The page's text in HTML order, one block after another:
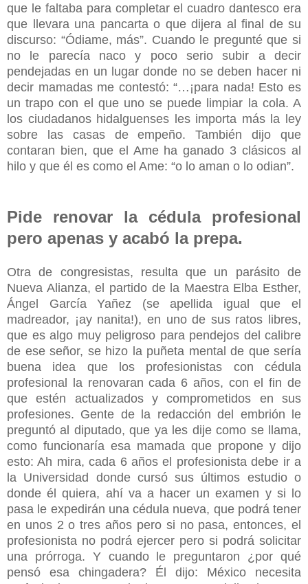
que le faltaba para completar el cuadro dantesco era
que llevara una pancarta o que dijera al final de su
discurso: “Ódiame, más”. Cuando le pregunté que si
no le parecía naco y poco serio subir a decir
pendejadas en un lugar donde no se deben hacer ni
decir mamadas me contestó: “…¡para nada! Esto es
un trapo con el que uno se puede limpiar la cola. A
los ciudadanos hidalguenses les importa más la ley
sobre las casas de empeño. También dijo que
contaran bien, que el Ame ha ganado 3 clásicos al
hilo y que él es como el Ame: “o lo aman o lo odian”.
Pide renovar la cédula profesional
pero apenas y acabó la prepa.
Otra de congresistas, resulta que un parásito de
Nueva Alianza, el partido de la Maestra Elba Esther,
Ángel García Yañez (se apellida igual que el
madreador, ¡ay nanita!), en uno de sus ratos libres,
que es algo muy peligroso para pendejos del calibre
de ese señor, se hizo la puñeta mental de que sería
buena idea que los profesionistas con cédula
profesional la renovaran cada 6 años, con el fin de
que estén actualizados y comprometidos en sus
profesiones. Gente de la redacción del embrión le
preguntó al diputado, que ya les dije como se llama,
como funcionaría esa mamada que propone y dijo
esto: Ah mira, cada 6 años el profesionista debe ir a
la Universidad donde cursó sus últimos estudio o
donde él quiera, ahí va a hacer un examen y si lo
pasa le expedirán una cédula nueva, que podrá tener
en unos 2 o tres años pero si no pasa, entonces, el
profesionista no podrá ejercer pero si podrá solicitar
una prórroga. Y cuando le preguntaron ¿por qué
pensó esa chingadera? Él dijo: México necesita